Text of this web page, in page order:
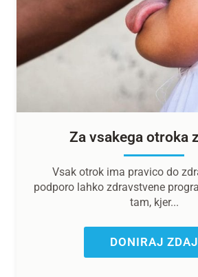
Za vsakega otroka
Vsak otrok ima pravico do
podporo lahko zdravstvene
tam, kjer...
DONIRAJ ZDAJ